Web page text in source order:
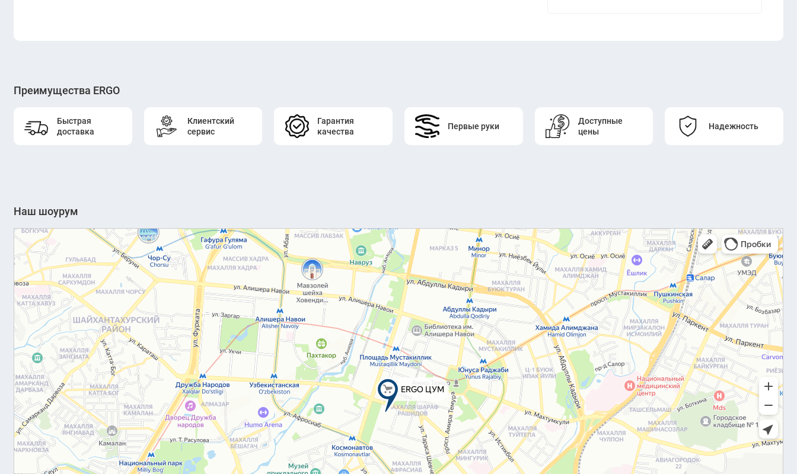
Преимущества ERGO
Быстрая
доставка
Клиентский
сервис
Гарантия
качества
Первые руки
Доступные
цены
Надежность
Наш шоурум